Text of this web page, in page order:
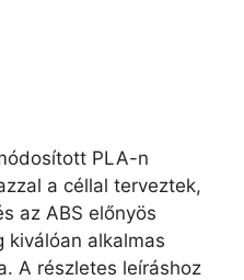
PLA-n
a céllal terveztek,
az ABS előnyös
kiválóan alkalmas
A részletes leíráshoz